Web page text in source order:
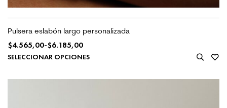
Pulsera eslabón largo personalizada
$4.565,00-$6.185,00
SELECCIONAR OPCIONES